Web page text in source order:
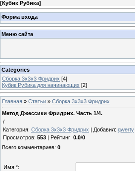
[Кубик Рубика]
Форма входа
Меню сайта
Categories
Сборка 3х3х3 Фридрих [4]
Кубик Рубика для начинающих [2]
Главная » Статьи » Сборка 3х3х3 Фридрих
Метод Джессики Фридрих. Часть 1/4.
/
Категория: Сборка 3х3х3 Фридрих Добавил: qwerty
Просмотров: 553 Рейтинг: 0.0/0
Всего комментариев: 0
Имя *: